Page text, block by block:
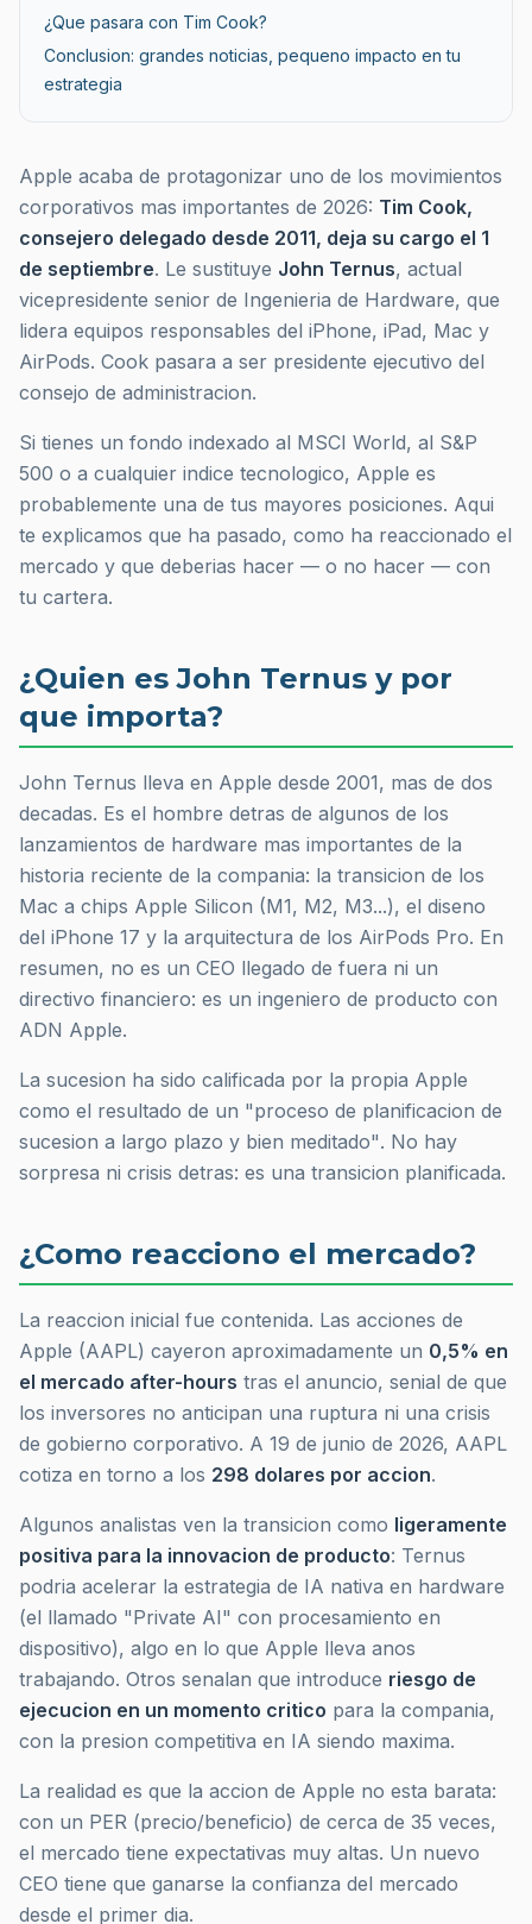
¿Que pasara con Tim Cook?
Conclusion: grandes noticias, pequeno impacto en tu
estrategia
Apple acaba de protagonizar uno de los movimientos
corporativos mas importantes de 2026: Tim Cook,
consejero delegado desde 2011, deja su cargo el 1
de septiembre. Le sustituye John Ternus, actual
vicepresidente senior de Ingenieria de Hardware, que
lidera equipos responsables del iPhone, iPad, Mac y
AirPods. Cook pasara a ser presidente ejecutivo del
consejo de administracion.
Si tienes un fondo indexado al MSCI World, al S&P
500 o a cualquier indice tecnologico, Apple es
probablemente una de tus mayores posiciones. Aqui
te explicamos que ha pasado, como ha reaccionado el
mercado y que deberias hacer — o no hacer — con
tu cartera.
¿Quien es John Ternus y por
que importa?
John Ternus lleva en Apple desde 2001, mas de dos
decadas. Es el hombre detras de algunos de los
lanzamientos de hardware mas importantes de la
historia reciente de la compania: la transicion de los
Mac a chips Apple Silicon (M1, M2, M3...), el diseno
del iPhone 17 y la arquitectura de los AirPods Pro. En
resumen, no es un CEO llegado de fuera ni un
directivo financiero: es un ingeniero de producto con
ADN Apple.
La sucesion ha sido calificada por la propia Apple
como el resultado de un "proceso de planificacion de
sucesion a largo plazo y bien meditado". No hay
sorpresa ni crisis detras: es una transicion planificada.
¿Como reacciono el mercado?
La reaccion inicial fue contenida. Las acciones de
Apple (AAPL) cayeron aproximadamente un 0,5% en
el mercado after-hours tras el anuncio, senial de que
los inversores no anticipan una ruptura ni una crisis
de gobierno corporativo. A 19 de junio de 2026, AAPL
cotiza en torno a los 298 dolares por accion.
Algunos analistas ven la transicion como ligeramente
positiva para la innovacion de producto: Ternus
podria acelerar la estrategia de IA nativa en hardware
(el llamado "Private AI" con procesamiento en
dispositivo), algo en lo que Apple lleva anos
trabajando. Otros senalan que introduce riesgo de
ejecucion en un momento critico para la compania,
con la presion competitiva en IA siendo maxima.
La realidad es que la accion de Apple no esta barata:
con un PER (precio/beneficio) de cerca de 35 veces,
el mercado tiene expectativas muy altas. Un nuevo
CEO tiene que ganarse la confianza del mercado
desde el primer dia.